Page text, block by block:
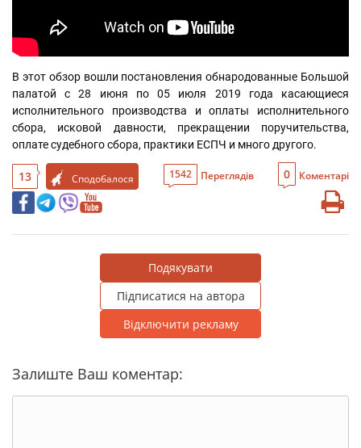
В этот обзор вошли постановления обнародованные Большой
палатой с 28 июня по 05 июля 2019 года касающиеся
исполнительного производства и оплаты исполнительного
сбора, исковой давности, прекращении поручительства,
оплате судебного сбора, практики ЕСПЧ и много другого.
13 Сподобалося 1542 Переглядів 0 Коментарі
Подякувати
Підписатися на автора
Відключити рекламу
Залиште Ваш коментар: